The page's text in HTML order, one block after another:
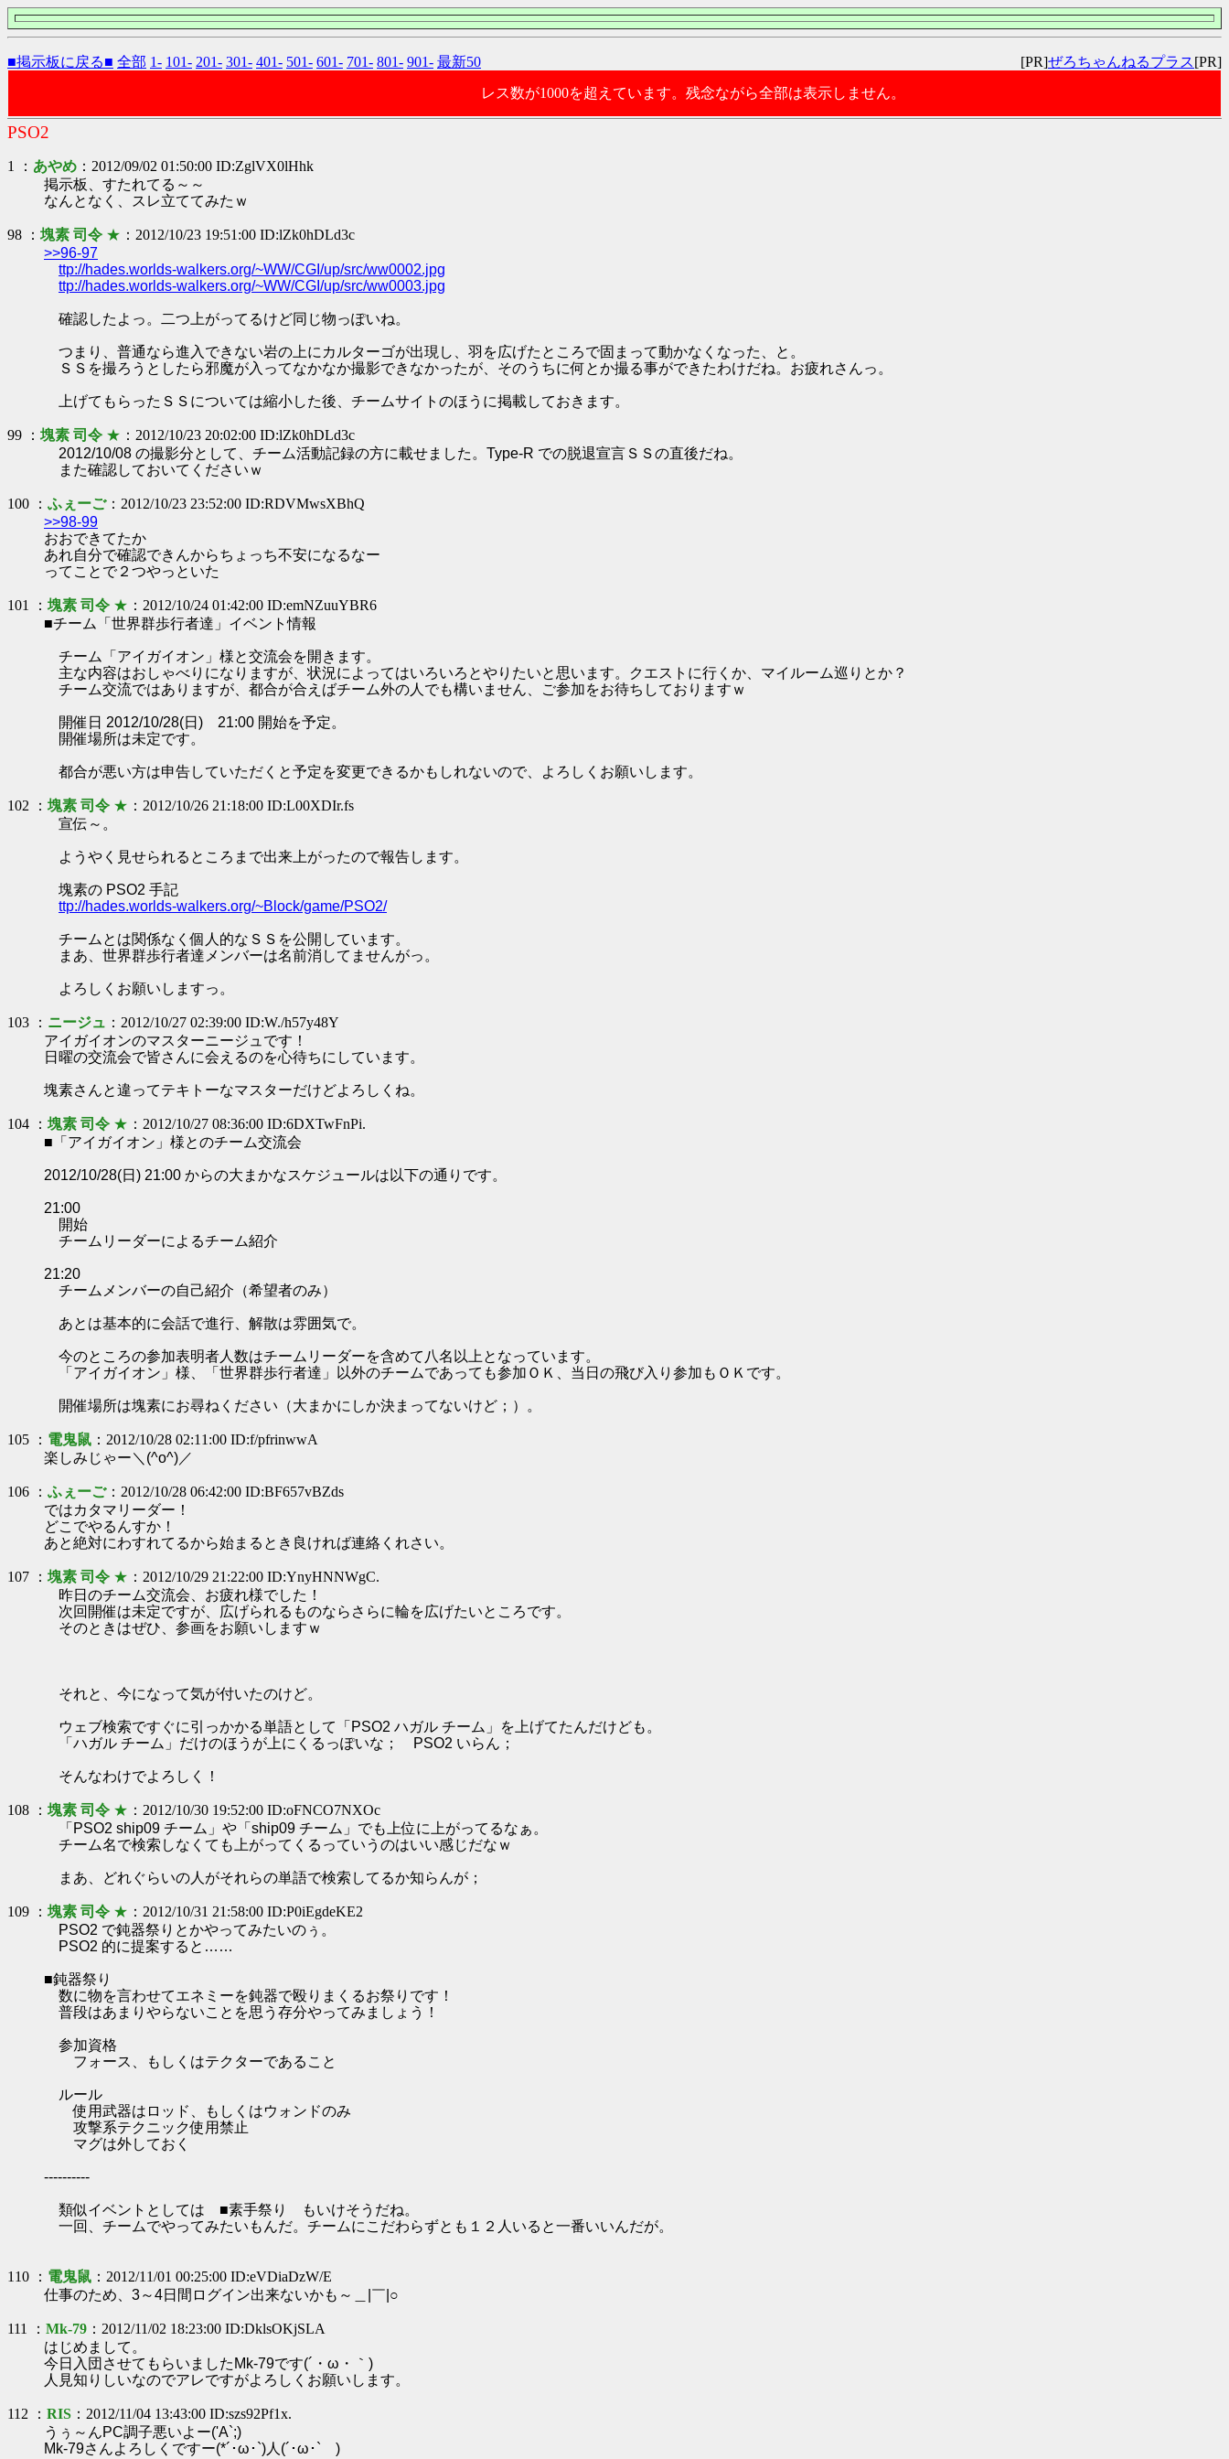
■掲示板に戻る■ 全部 1- 101- 201- 301- 401- 501- 601- 701- 801- 901- 最新50 [PR]ぜろちゃんねるプラス[PR]
レス数が1000を超えています。残念ながら全部は表示しません。
PSO2
1 ： あやめ ：2012/09/02 01:50:00 ID:ZglVX0lHhk
掲示板、すたれてる～～
なんとなく、スレ立ててみたｗ
98 ： 塊素 司令 ★ ：2012/10/23 19:51:00 ID:lZk0hDLd3c
>>96-97
ttp://hades.worlds-walkers.org/~WW/CGI/up/src/ww0002.jpg
ttp://hades.worlds-walkers.org/~WW/CGI/up/src/ww0003.jpg
確認したよっ。二つ上がってるけど同じ物っぽいね。
つまり、普通なら進入できない岩の上にカルターゴが出現し、羽を広げたところで固まって動かなくなった、と。
ＳＳを撮ろうとしたら邪魔が入ってなかなか撮影できなかったが、そのうちに何とか撮る事ができたわけだね。お疲れさんっ。
上げてもらったＳＳについては縮小した後、チームサイトのほうに掲載しておきます。
99 ： 塊素 司令 ★ ：2012/10/23 20:02:00 ID:lZk0hDLd3c
2012/10/08 の撮影分として、チーム活動記録の方に載せました。Type-R での脱退宣言ＳＳの直後だね。
また確認しておいてくださいｗ
100 ： ふぇーご：2012/10/23 23:52:00 ID:RDVMwsXBhQ
>>98-99
おおできてたか
あれ自分で確認できんからちょっち不安になるなー
ってことで２つやっといた
101 ： 塊素 司令 ★ ：2012/10/24 01:42:00 ID:emNZuuYBR6
■チーム「世界群歩行者達」イベント情報
チーム「アイガイオン」様と交流会を開きます。
主な内容はおしゃべりになりますが、状況によってはいろいろとやりたいと思います。クエストに行くか、マイルーム巡りとか？
チーム交流ではありますが、都合が合えばチーム外の人でも構いません、ご参加をお待ちしておりますｗ
開催日 2012/10/28(日) 21:00 開始を予定。
開催場所は未定です。
都合が悪い方は申告していただくと予定を変更できるかもしれないので、よろしくお願いします。
102 ： 塊素 司令 ★ ：2012/10/26 21:18:00 ID:L00XDIr.fs
宣伝～。
ようやく見せられるところまで出来上がったので報告します。
塊素の PSO2 手記
ttp://hades.worlds-walkers.org/~Block/game/PSO2/
チームとは関係なく個人的なＳＳを公開しています。
まあ、世界群歩行者達メンバーは名前消してませんがっ。
よろしくお願いしますっ。
103 ： ニージュ ：2012/10/27 02:39:00 ID:W./h57y48Y
アイガイオンのマスターニージュです！
日曜の交流会で皆さんに会えるのを心待ちにしています。
塊素さんと違ってテキトーなマスターだけどよろしくね。
104 ： 塊素 司令 ★ ：2012/10/27 08:36:00 ID:6DXTwFnPi.
■「アイガイオン」様とのチーム交流会
2012/10/28(日) 21:00 からの大まかなスケジュールは以下の通りです。
21:00
開始
チームリーダーによるチーム紹介
21:20
チームメンバーの自己紹介（希望者のみ）
あとは基本的に会話で進行、解散は雰囲気で。
今のところの参加表明者人数はチームリーダーを含めて八名以上となっています。
「アイガイオン」様、「世界群歩行者達」以外のチームであっても参加ＯＫ、当日の飛び入り参加もＯＫです。
開催場所は塊素にお尋ねください（大まかにしか決まってないけど；）。
105 ： 電鬼鼠 ：2012/10/28 02:11:00 ID:f/pfrinwwA
楽しみじゃー＼(^o^)／
106 ： ふぇーご：2012/10/28 06:42:00 ID:BF657vBZds
ではカタマリーダー！
どこでやるんすか！
あと絶対にわすれてるから始まるとき良ければ連絡くれさい。
107 ： 塊素 司令 ★ ：2012/10/29 21:22:00 ID:YnyHNNWgC.
昨日のチーム交流会、お疲れ様でした！
次回開催は未定ですが、広げられるものならさらに輪を広げたいところです。
そのときはぜひ、参画をお願いしますｗ
それと、今になって気が付いたのけど。
ウェブ検索ですぐに引っかかる単語として「PSO2 ハガル チーム」を上げてたんだけども。
「ハガル チーム」だけのほうが上にくるっぽいな； PSO2 いらん；
そんなわけでよろしく！
108 ： 塊素 司令 ★ ：2012/10/30 19:52:00 ID:oFNCO7NXOc
「PSO2 ship09 チーム」や「ship09 チーム」でも上位に上がってるなぁ。
チーム名で検索しなくても上がってくるっていうのはいい感じだなｗ
まあ、どれぐらいの人がそれらの単語で検索してるか知らんが；
109 ： 塊素 司令 ★ ：2012/10/31 21:58:00 ID:P0iEgdeKE2
PSO2 で鈍器祭りとかやってみたいのぅ。
PSO2 的に提案すると……
■鈍器祭り
数に物を言わせてエネミーを鈍器で殴りまくるお祭りです！
普段はあまりやらないことを思う存分やってみましょう！
参加資格
フォース、もしくはテクターであること
ルール
使用武器はロッド、もしくはウォンドのみ
攻撃系テクニック使用禁止
マグは外しておく
----------
類似イベントとしては ■素手祭り もいけそうだね。
一回、チームでやってみたいもんだ。チームにこだわらずとも１２人いると一番いいんだが。
110 ： 電鬼鼠 ：2012/11/01 00:25:00 ID:eVDiaDzW/E
仕事のため、3～4日間ログイン出来ないかも～＿|￣|○
111 ： Mk-79 ：2012/11/02 18:23:00 ID:DklsOKjSLA
はじめまして。
今日入団させてもらいましたMk-79です(´・ω・｀)ゝ
人見知りしいなのでアレですがよろしくお願いします。
112 ： RIS ：2012/11/04 13:43:00 ID:szs92Pf1x.
うぅ～んPC調子悪いよー('A`;)
Mk-79さんよろしくですー(*´･ω･`)人(´･ω･` )